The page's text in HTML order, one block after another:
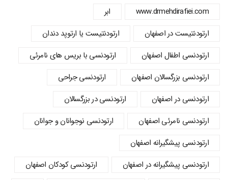
www.drmehdirafiei.com
ابر
ارتودنتیست در اصفهان
ارتودنتیست یا ارتوپد دندان
ارتودنسي اطفال اصفهان
ارتودنسی با بریس های نامرئی
ارتودنسی بزرگسالان اصفهان
ارتودنسی جراحی
ارتودنسی در اصفهان
ارتودنسی در بزرگسالان
ارتودنسی نامرئی اصفهان
ارتودنسی نوجوانان و جوانان
ارتودنسی پیشگیرانه اصفهان
ارتودنسی پیشگیرانه در اصفهان
ارتودنسی کودکان اصفهان